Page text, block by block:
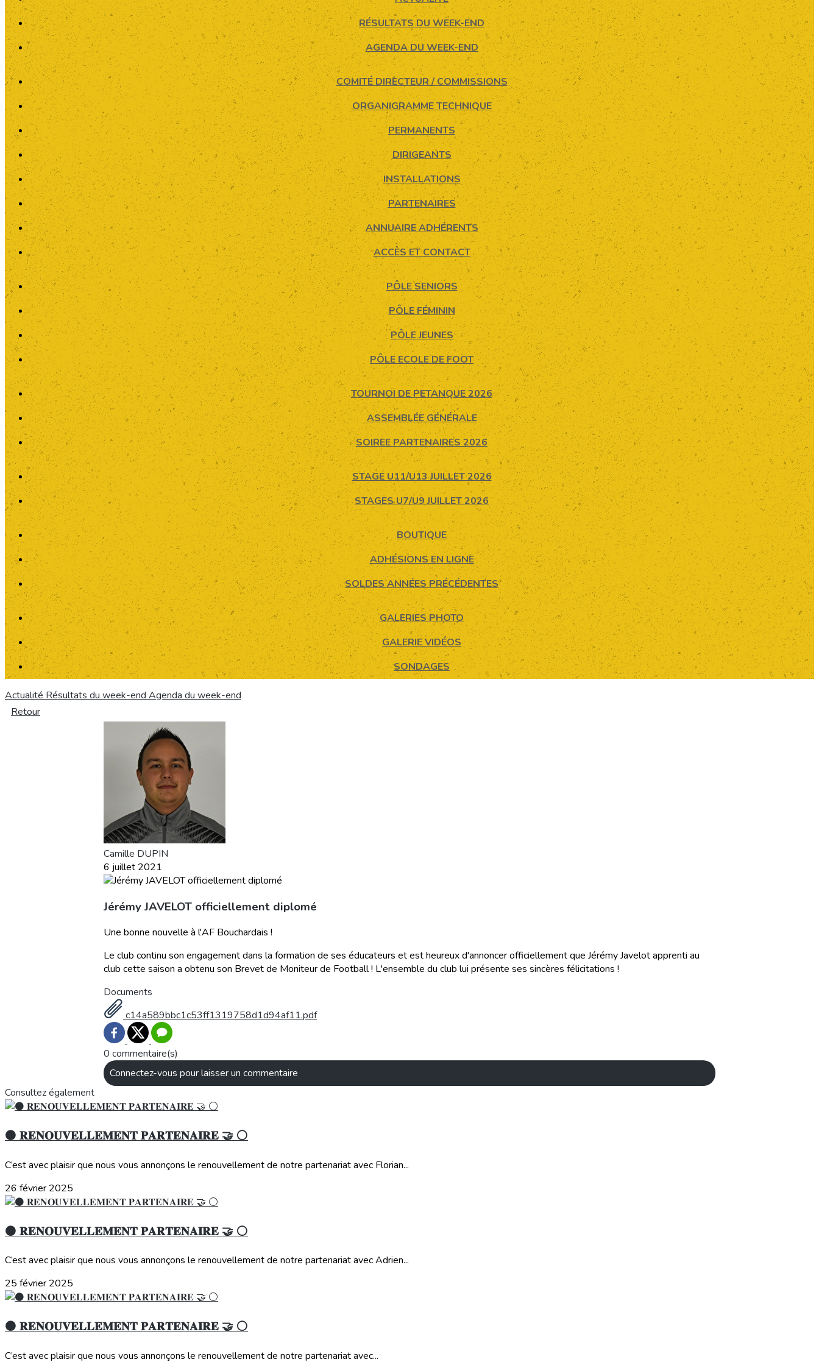
RÉSULTATS DU WEEK-END
AGENDA DU WEEK-END
COMITÉ DIRECTEUR / COMMISSIONS
ORGANIGRAMME TECHNIQUE
PERMANENTS
DIRIGEANTS
INSTALLATIONS
PARTENAIRES
ANNUAIRE ADHÉRENTS
ACCÈS ET CONTACT
PÔLE SENIORS
PÔLE FÉMININ
PÔLE JEUNES
PÔLE ECOLE DE FOOT
TOURNOI DE PETANQUE 2026
ASSEMBLÉE GÉNÉRALE
SOIREE PARTENAIRES 2026
STAGE U11/U13 JUILLET 2026
STAGES U7/U9 JUILLET 2026
BOUTIQUE
ADHÉSIONS EN LIGNE
SOLDES ANNÉES PRÉCÉDENTES
GALERIES PHOTO
GALERIE VIDÉOS
SONDAGES
Actualité Résultats du week-end Agenda du week-end
Retour
Camille DUPIN
6 juillet 2021
Jérémy JAVELOT officiellement diplomé
Une bonne nouvelle à l'AF Bouchardais !
Le club continu son engagement dans la formation de ses éducateurs et est heureux d'annoncer officiellement que Jérémy Javelot apprenti au
club cette saison a obtenu son Brevet de Moniteur de Football ! L'ensemble du club lui présente ses sincères félicitations !
Documents
c14a589bbc1c53ff1319758d1d94af11.pdf
0 commentaire(s)
Connectez-vous pour laisser un commentaire
Consultez également
⚫️ 𝐑𝐄𝐍𝐎𝐔𝐕𝐄𝐋𝐋𝐄𝐌𝐄𝐍𝐓 𝐏𝐀𝐑𝐓𝐄𝐍𝐀𝐈𝐑𝐄 🤝 ⚪️
C’est avec plaisir que nous vous annonçons le renouvellement de notre partenariat avec Florian...
26 février 2025
⚫️ 𝐑𝐄𝐍𝐎𝐔𝐕𝐄𝐋𝐋𝐄𝐌𝐄𝐍𝐓 𝐏𝐀𝐑𝐓𝐄𝐍𝐀𝐈𝐑𝐄 🤝 ⚪️
C’est avec plaisir que nous vous annonçons le renouvellement de notre partenariat avec Adrien...
25 février 2025
⚫️ 𝐑𝐄𝐍𝐎𝐔𝐕𝐄𝐋𝐋𝐄𝐌𝐄𝐍𝐓 𝐏𝐀𝐑𝐓𝐄𝐍𝐀𝐈𝐑𝐄 🤝 ⚪️
C’est avec plaisir que nous vous annonçons le renouvellement de notre partenariat avec...